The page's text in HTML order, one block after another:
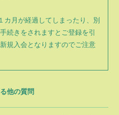
カ月が経過してしまったり、別
続きをされますとご登録を引
規入会となりますのでご注意
他の質問